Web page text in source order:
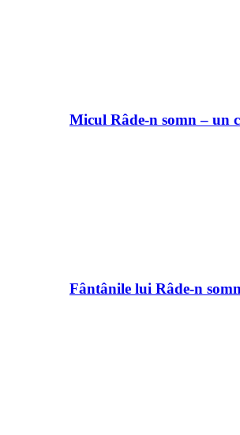
Micul Râde-n somn – un
Fântânile lui Râde-n